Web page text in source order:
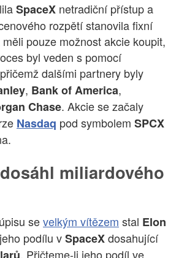
SpaceX netradiční přístup a
rozpětí stanovila fixní
pouze možnost akcie koupit,
byl veden s pomocí
dalšími partnery byly
, Bank of America,
Chase. Akcie se začaly
Nasdaq pod symbolem SPCX
miliardového
sevelkým vítězem stal Elon
podílu vSpaceXdosahující
. Přičteme-li jeho podíl ve